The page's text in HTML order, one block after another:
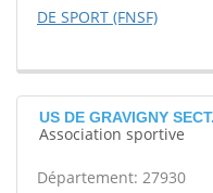
DE SPORT (FNSF)
US DE GRAVIGNY
Association sportive
Département: 27930